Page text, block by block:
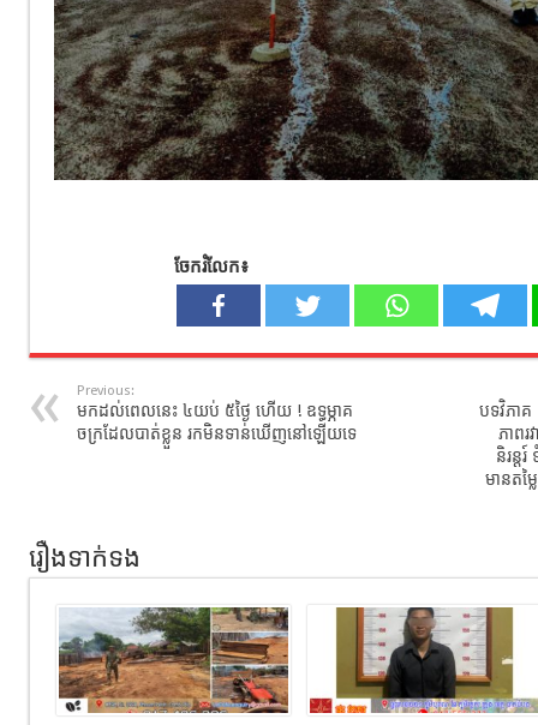
ចែករំលែក៖
Previous:
មកដល់ពេលនេះ ៤យប់ ៥ថ្ងៃ ហើយ ! ឧទ្ធម្ភាគ
ចក្រដែលបាត់ខ្លួន រកមិនទាន់ឃើញនៅឡើយទេ
បទវិភា
ភាពរ
និរន្ត
មានតម្
រឿងទាក់ទង